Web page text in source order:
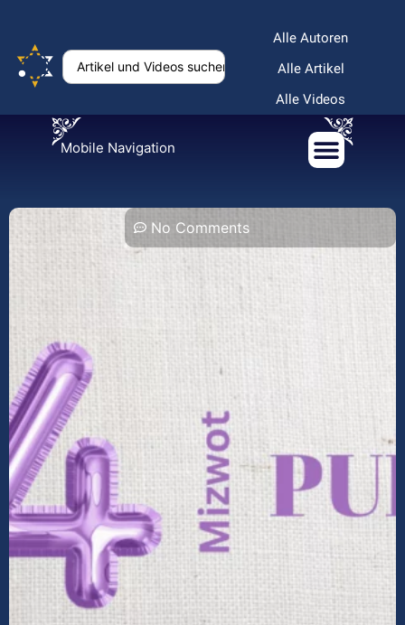
Alle Autoren
Alle Artikel
Alle Videos
Mobile Navigation
No Comments